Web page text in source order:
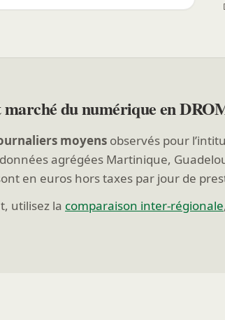
du numérique en
moyens observés pour
agrégées Martinique,
en euros hors taxes par jour de
utilisez la comparaison inter-régionale